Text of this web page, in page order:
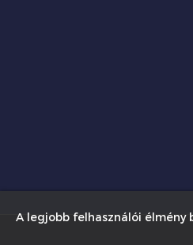
A legjobb felhasználói élmény